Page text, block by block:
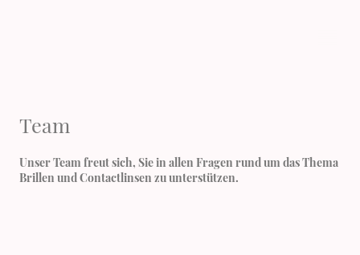
Team
Unser Team freut sich, Sie in allen Fragen rund um das Thema
Brillen und Contactlinsen zu unterstützen.